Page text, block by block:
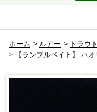
ホーム > ルアー > トラウ
>
【ランブルベイト】 ハ